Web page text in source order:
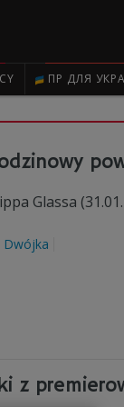
ПР ДЛЯ
Glassa
Dwójka
z